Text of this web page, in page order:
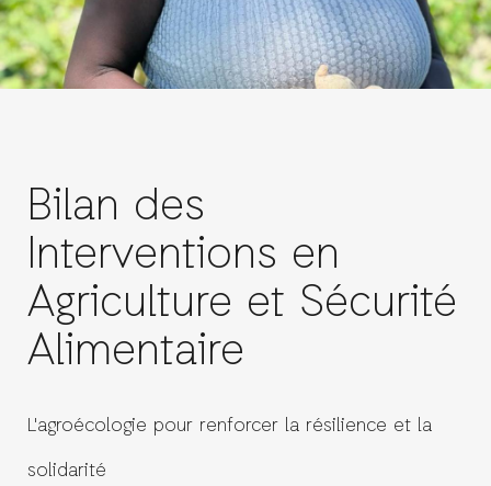
Bilan des
Interventions en
Agriculture et Sécurité
Alimentaire
L'agroécologie pour renforcer la résilience et la
solidarité